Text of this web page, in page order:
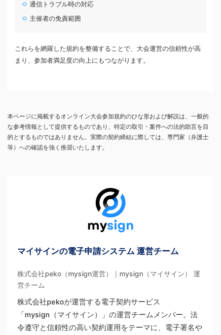
通信トラブル時の対応
主催者の免責範囲
これらを網羅した規約を整備することで、大会運営の信頼性が高
まり、参加者満足度の向上にもつながります。
本ページに掲載するオンライン大会参加規約のひな形および解説は、一般的
な参考情報として提供するものであり、特定の取引・案件への法的助言を目
的とするものではありません。実際の契約締結に際しては、専門家（弁護士
等）への確認を強く推奨いたします。
マイサインの電子申請システム 運営チーム
株式会社peko（mysign運営）｜mysign（マイサイン） 運
営チーム
株式会社pekoが運営する電子契約サービス
「mysign（マイサイン）」の運営チームメンバー。法
令遵守と信頼性の高い契約運用をテーマに、電子署名や